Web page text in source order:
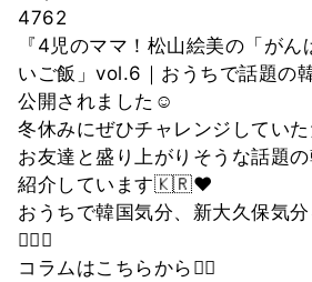
4762
『4児のママ！松山絵美の「が
いご飯」vol.6｜おうちで話題の
公開されました☺️
冬休みにぜひチャレンジしてい
お友達と盛り上がりそうな話題
紹介しています🇰🇷❤️
おうちで韓国気分、新大久保気
🙋‍♀️✨
コラムはこちらから💁‍♀️